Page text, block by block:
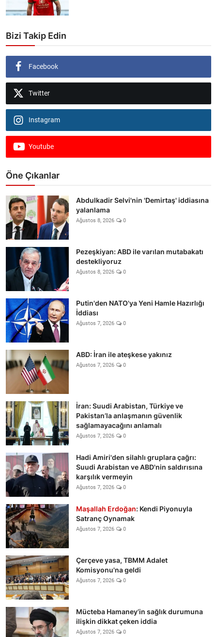
Bizi Takip Edin
Facebook
Twitter
Instagram
Youtube
Öne Çıkanlar
Abdulkadir Selvi'nin 'Demirtaş' iddiasına
yalanlama
Ağustos 8, 2026 0
Pezeşkiyan: ABD ile varılan mutabakatı
destekliyoruz
Ağustos 8, 2026 0
Putin'den NATO'ya Yeni Hamle Hazırlığı
İddiası
Ağustos 7, 2026 0
ABD: İran ile ateşkese yakınız
Ağustos 7, 2026 0
İran: Suudi Arabistan, Türkiye ve
Pakistan’la anlaşmanın güvenlik
sağlamayacağını anlamalı
Ağustos 7, 2026 0
Hadi Amiri'den silahlı gruplara çağrı:
Suudi Arabistan ve ABD'nin saldırısına
karşılık vermeyin
Ağustos 7, 2026 0
Maşallah Erdoğan: Kendi Piyonuyla
Satranç Oynamak
Ağustos 7, 2026 0
Çerçeve yasa, TBMM Adalet
Komisyonu'na geldi
Ağustos 7, 2026 0
Mücteba Hamaney’in sağlık durumuna
ilişkin dikkat çeken iddia
Ağustos 7, 2026 0